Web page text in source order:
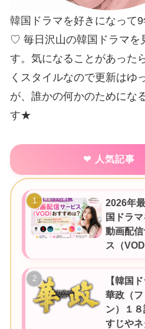
韓国ドラマを好きになって
♡ 毎日沢山の韓国ドラマを
す。気になることがあった
くスタイルなので更新はゆ
が、誰かの何かのためにな
す★
人気記事
2026年
国ドラ
動画配
ス（
めは？
【韓国ド
華政（フ
ン）１
すじや